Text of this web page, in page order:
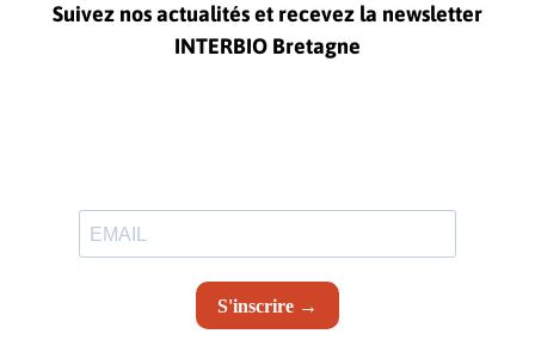
Suivez nos actualités et recevez la newsletter
INTERBIO Bretagne